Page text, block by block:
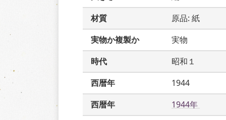
材質
原品: 紙
実物か複製か
実物
時代
昭和１
西暦年
1944
西暦年
1944年